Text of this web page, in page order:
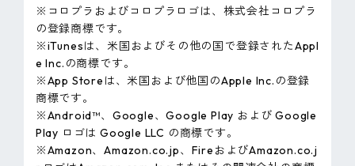
※コロプラおよびコロプラロゴは、株式会社コロプラ
の登録商標です。
※iTunesは、米国およびその他の国で登録されたAppl
e Inc.の商標です。
※App Storeは、米国および他国のApple Inc.の登録
商標です。
※Android™、Google、Google Play および Google
Play ロゴは Google LLC の商標です。
※Amazon、Amazon.co.jp、FireおよびAmazon.co.j